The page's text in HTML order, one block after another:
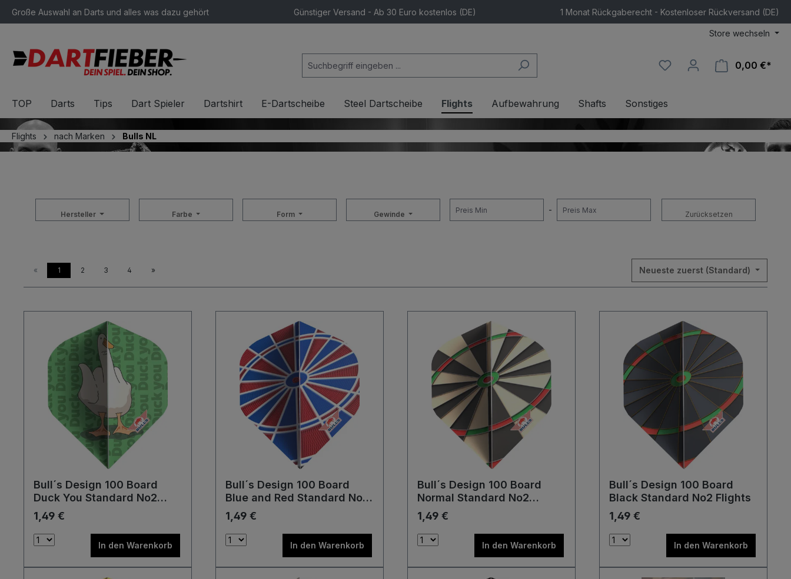
Zur Hauptnavigation springen
Große Auswahl an Darts und alles was dazu gehört Günstiger Versand - Ab 30 Euro kostenlos (DE) 1 Monat Rückgaberecht - Kostenloser Rückversand (DE)
Store wechseln
0,00 €*
TOP Darts Tips Dart Spieler Dartshirt E-Dartscheibe Steel Dartscheibe Flights Aufbewahrung Shafts Sonstiges
Flights nach Marken Bulls NL
Hersteller Farbe Form Gewinde - Zurücksetzen
« 1 2 3 4 » Neueste zuerst (Standard)
Bull´s Design 100 Board
Duck You Standard No2
Flights
1,49 €
In den Warenkorb
Bull´s Design 100 Board
Blue and Red Standard No2
Flights
1,49 €
In den Warenkorb
Bull´s Design 100 Board
Normal Standard No2
Flights
1,49 €
In den Warenkorb
Bull´s Design 100 Board
Black Standard No2 Flights
1,49 €
In den Warenkorb